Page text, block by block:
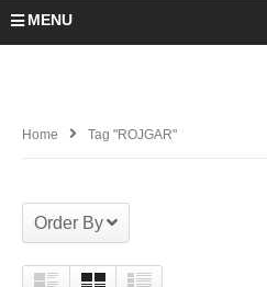
MENU
Home Tag "ROJGAR"
Order By